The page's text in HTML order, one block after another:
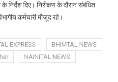
दिए। निरीक्षण के दौरान संबंधित
कर्मचारी मौजूद रहे।
EXPRESS
BHIMTAL NEWS
NAINITAL NEWS